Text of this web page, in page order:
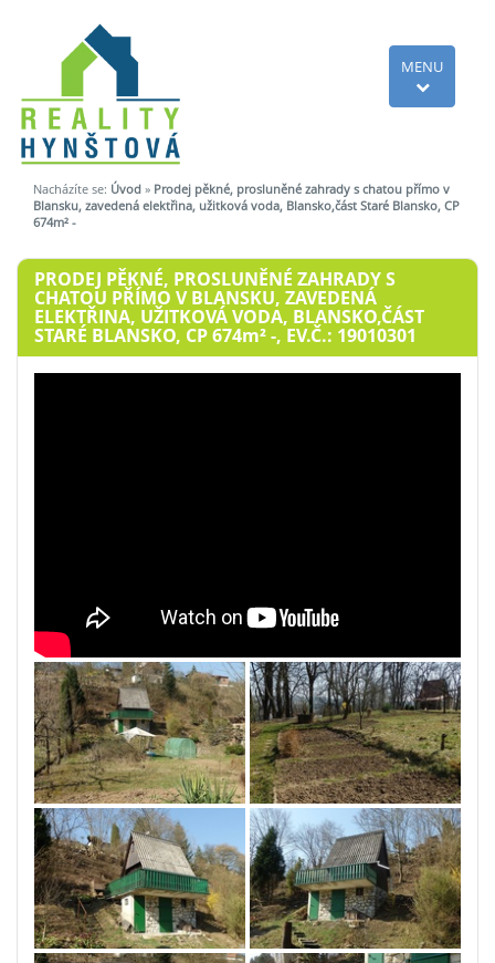
MENU
Nacházíte se: Úvod » Prodej pěkné, prosluněné zahrady s chatou přímo v
Blansku, zavedená elektřina, užitková voda, Blansko,část Staré Blansko, CP
674m² -
PRODEJ PĚKNÉ, PROSLUNĚNÉ ZAHRADY S
CHATOU PŘÍMO V BLANSKU, ZAVEDENÁ
ELEKTŘINA, UŽITKOVÁ VODA, BLANSKO,ČÁST
STARÉ BLANSKO, CP 674m²-, EV.Č.: 19010301